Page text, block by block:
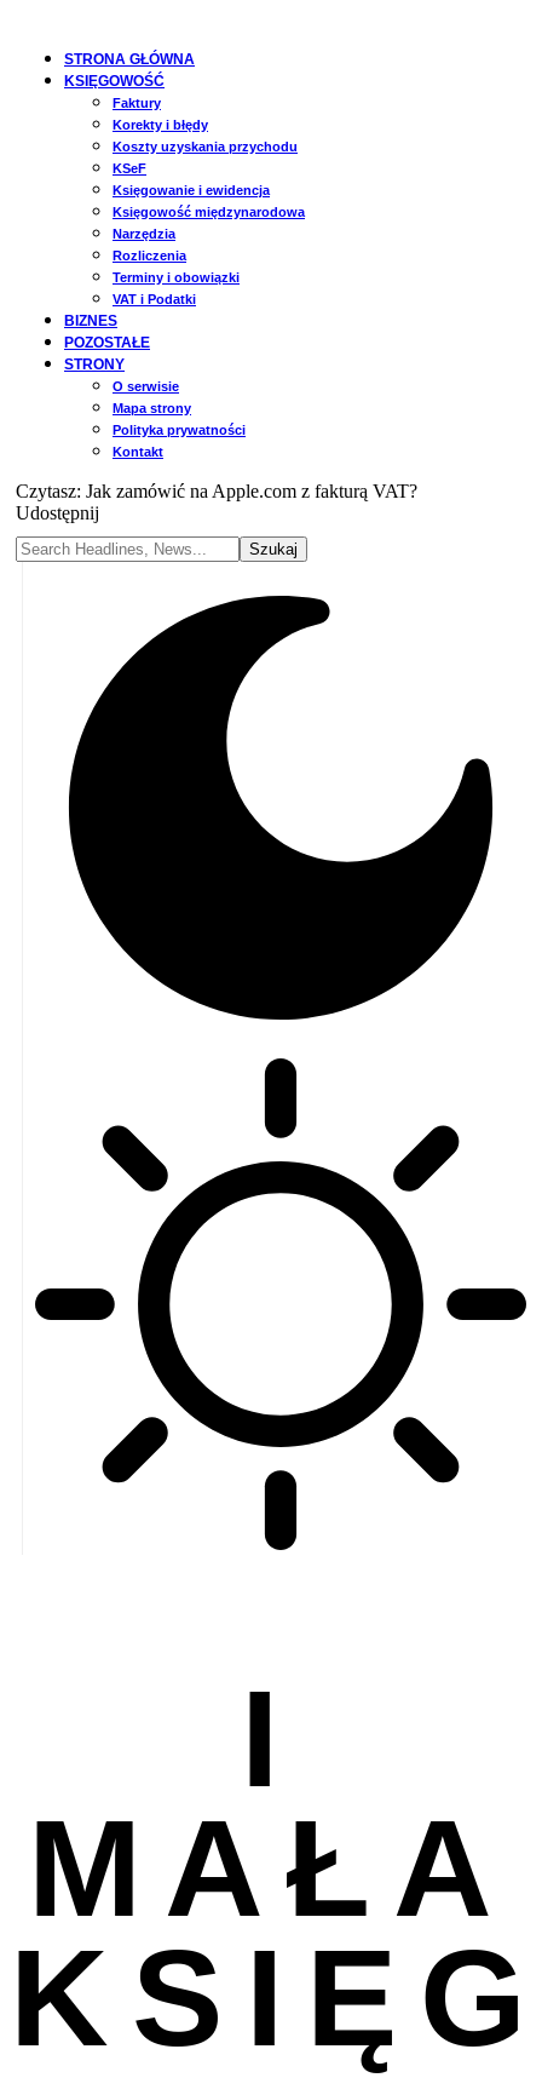
STRONA GŁÓWNA
KSIĘGOWOŚĆ
Faktury
Korekty i błędy
Koszty uzyskania przychodu
KSeF
Księgowanie i ewidencja
Księgowość międzynarodowa
Narzędzia
Rozliczenia
Terminy i obowiązki
VAT i Podatki
BIZNES
POZOSTAŁE
STRONY
O serwisie
Mapa strony
Polityka prywatności
Kontakt
Czytasz: Jak zamówić na Apple.com z fakturą VAT?
Udostępnij
I
MAŁA